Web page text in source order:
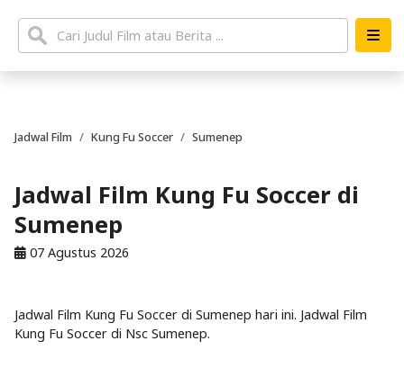
Jadwal Film Kung Fu Soccer Sumenep
Jadwal Film Kung Fu Soccer di
Sumenep
07 Agustus 2026
Jadwal Film Kung Fu Soccer di Sumenep hari ini. Jadwal Film
Kung Fu Soccer di Nsc Sumenep.